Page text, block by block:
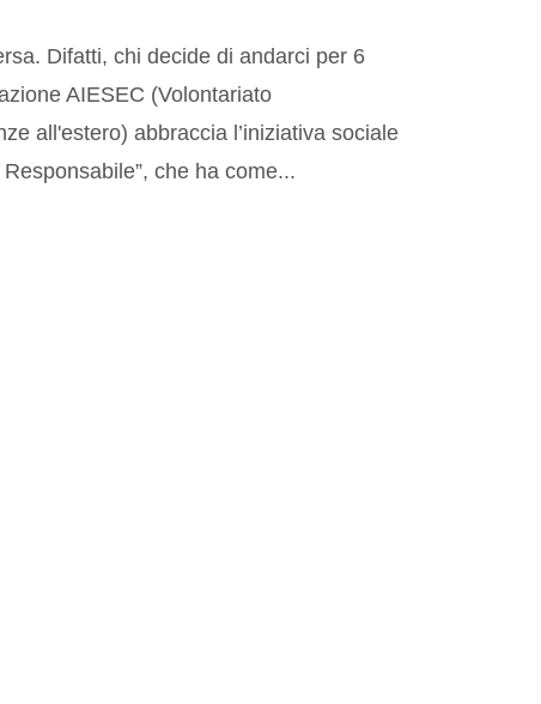
Difatti, chi decide di andarci per 6
AIESEC (Volontariato
all'estero) abbraccia l’iniziativa sociale
che ha come...